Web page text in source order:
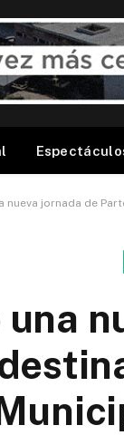
nueva jornada de